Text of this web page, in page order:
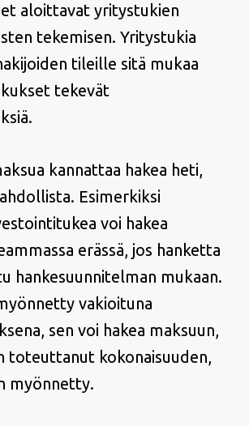
aloittavat yritystukien
tekemisen. Yritystukia
tileille sitä mukaa
tekevät
kannattaa hakea heti,
Esimerkiksi
voi hakea
erässä, jos hanketta
hankesuunnitelman mukaan.
vakioituna
sen voi hakea maksuun,
toteuttanut kokonaisuuden,
myönnetty.